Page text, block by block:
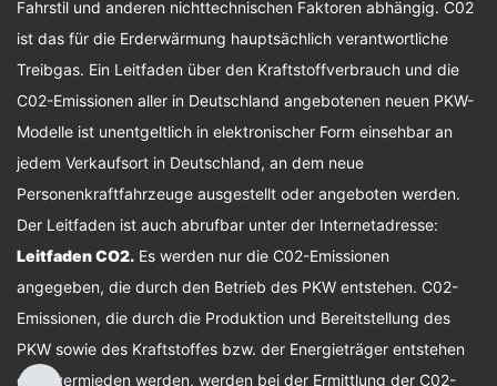
Fahrstil und anderen nichttechnischen Faktoren abhängig. C02
ist das für die Erderwärmung hauptsächlich verantwortliche
Treibgas. Ein Leitfaden über den Kraftstoffverbrauch und die
C02-Emissionen aller in Deutschland angebotenen neuen PKW-
Modelle ist unentgeltlich in elektronischer Form einsehbar an
jedem Verkaufsort in Deutschland, an dem neue
Personenkraftfahrzeuge ausgestellt oder angeboten werden.
Der Leitfaden ist auch abrufbar unter der Internetadresse:
Leitfaden CO2. Es werden nur die C02-Emissionen
angegeben, die durch den Betrieb des PKW entstehen. C02-
Emissionen, die durch die Produktion und Bereitstellung des
PKW sowie des Kraftstoffes bzw. der Energieträger entstehen
oder vermieden werden, werden bei der Ermittlung der C02-